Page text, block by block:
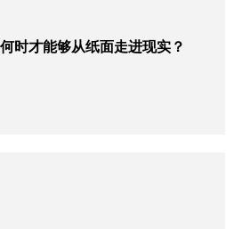
时才能够从纸面走进现实？